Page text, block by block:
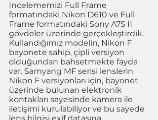
İncelememizi Full Frame
formatındaki Nikon D610 ve Full
Frame formatındaki Sony A7S II
gövdeler üzerinde gerçekleştirdik.
Kullandığımız modelin, Nikon F
bayonete sahip, çipli versiyon
olduğundan bahsetmekte fayda
var. Samyang MF serisi lenslerin
Nikon F versiyonları için, bayonet
üzerinde bulunan elektronik
kontakları sayesinde kamera ile
iletişimi kurulabiliyor ve bu sayede